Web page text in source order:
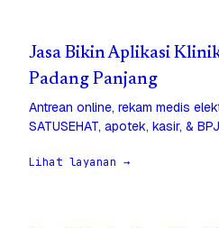
Jasa Bikin Aplikasi
Padang Panjang
Antrean online, rekam medis
SATUSEHAT, apotek, kasir, &
Lihat layanan →